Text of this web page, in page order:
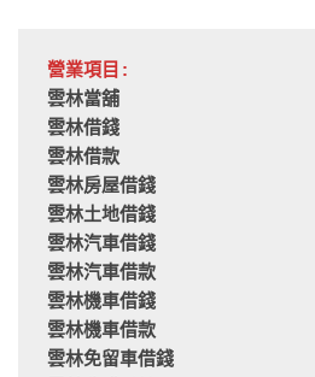
營業項目:
雲林當舖
雲林借錢
雲林借款
雲林房屋借錢
雲林土地借錢
雲林汽車借錢
雲林汽車借款
雲林機車借錢
雲林機車借款
雲林免留車借錢